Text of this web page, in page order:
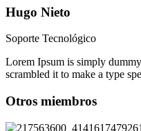
Hugo Nieto
Soporte Tecnológico
Lorem Ipsum is simply
scrambled it to make a type
Otros miembros